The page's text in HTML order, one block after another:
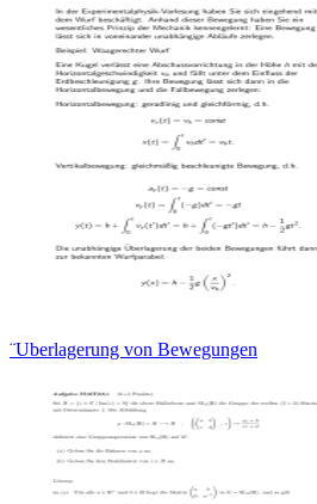
¨Uberlagerung von Bewegungen